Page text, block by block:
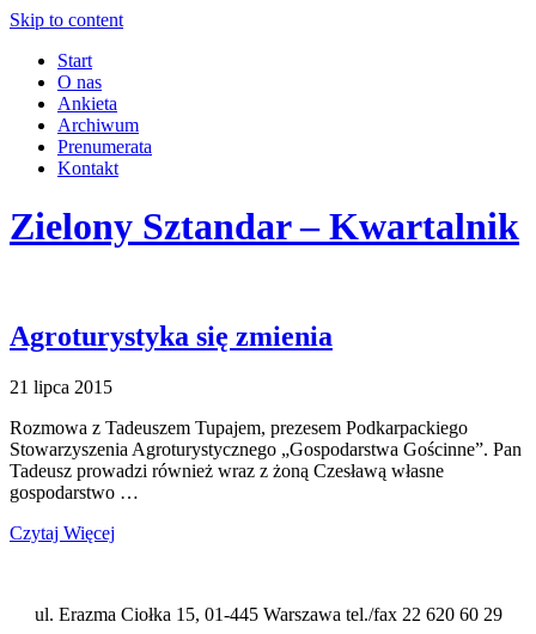
Skip to content
Start
O nas
Ankieta
Archiwum
Prenumerata
Kontakt
Zielony Sztandar – Kwartalnik
Agroturystyka się zmienia
21 lipca 2015
Rozmowa z Tadeuszem Tupajem, prezesem Podkarpackiego
Stowarzyszenia Agroturystycznego „Gospodarstwa Gościnne”. Pan
Tadeusz prowadzi również wraz z żoną Czesławą własne
gospodarstwo …
Czytaj Więcej
ul. Erazma Ciołka 15, 01-445 Warszawa tel./fax 22 620 60 29